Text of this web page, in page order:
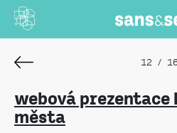
12 / 16
webová prezentace
města